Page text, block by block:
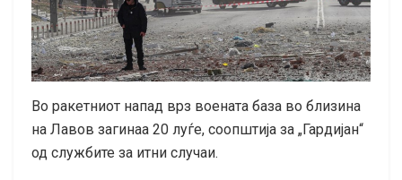
Во ракетниот напад врз воената база во близина
на Лавов загинаа 20 луѓе, соопштија за „Гардијан“
од службите за итни случаи.